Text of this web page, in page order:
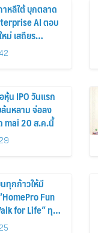
หลีใต้ บุกตลาด
AI ตอบ
ม่ เสถียร
ได้จริง
หุ้น IPO วันแรก
นหลาม จ่อลง
mai 20 ส.ค.นี้
ทุกก้าวให้มี
Fun
for Life” ทุก
าสแห่งการมี